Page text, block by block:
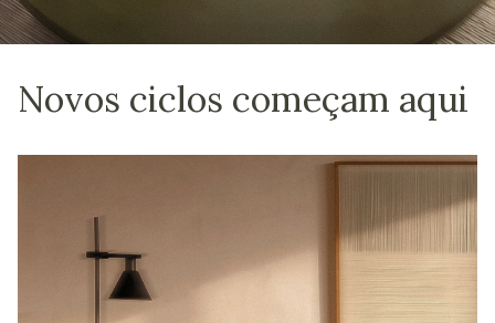
Novos ciclos começam aqui